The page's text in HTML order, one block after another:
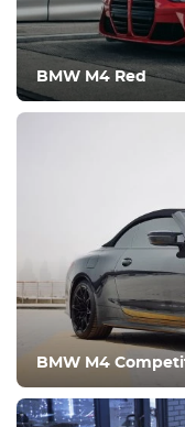
Comfortabel
Klimaatbeheersing
Aandrijving
Voorwaarde
BMW M4 Red
BMW M4